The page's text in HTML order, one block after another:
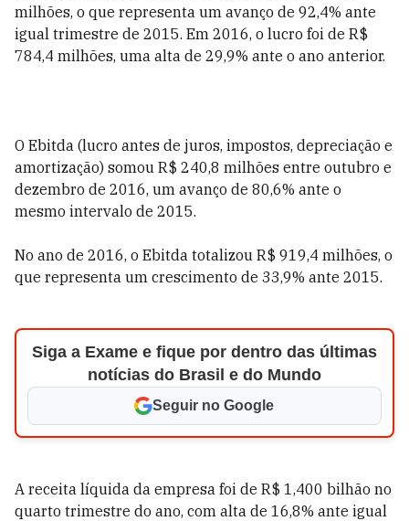
milhões, o que representa um avanço de 92,4% ante
igual trimestre de 2015. Em 2016, o lucro foi de R$
784,4 milhões, uma alta de 29,9% ante o ano anterior.
O Ebitda (lucro antes de juros, impostos, depreciação e
amortização) somou R$ 240,8 milhões entre outubro e
dezembro de 2016, um avanço de 80,6% ante o
mesmo intervalo de 2015.
No ano de 2016, o Ebitda totalizou R$ 919,4 milhões, o
que representa um crescimento de 33,9% ante 2015.
Siga a Exame e fique por dentro das últimas
notícias do Brasil e do Mundo
Seguir no Google
A receita líquida da empresa foi de R$ 1,400 bilhão no
quarto trimestre do ano, com alta de 16,8% ante igual